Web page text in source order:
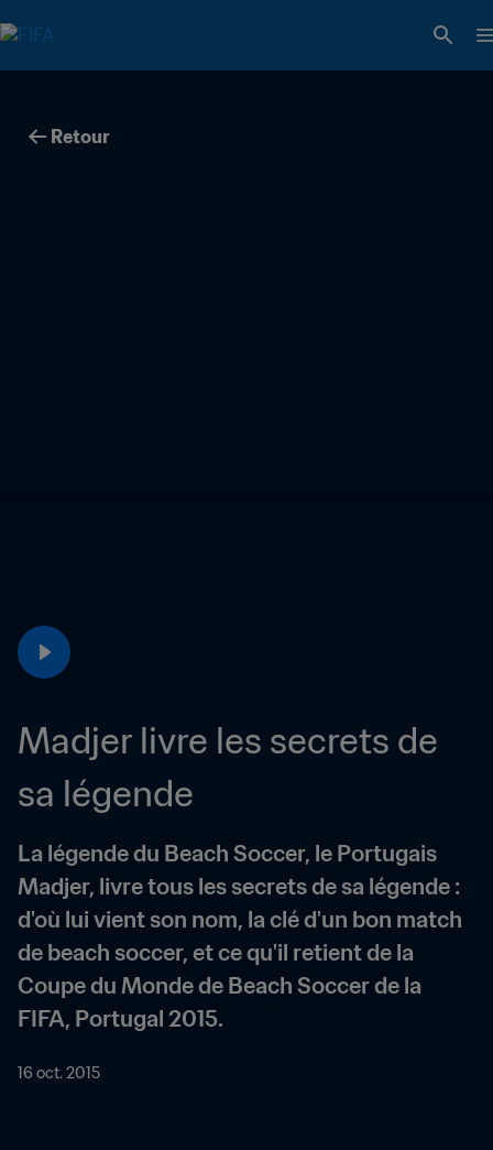
Retour
Madjer livre les secrets de
sa légende
La légende du Beach Soccer, le Portugais
Madjer, livre tous les secrets de sa légende :
d'où lui vient son nom, la clé d'un bon match
de beach soccer, et ce qu'il retient de la
Coupe du Monde de Beach Soccer de la
FIFA, Portugal 2015.
16 oct. 2015